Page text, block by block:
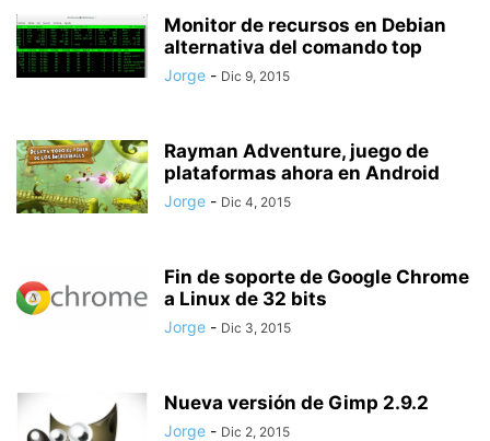
Monitor de recursos en Debian
alternativa del comando top
Jorge - Dic 9, 2015
Rayman Adventure, juego de
plataformas ahora en Android
Jorge - Dic 4, 2015
Fin de soporte de Google Chrome
a Linux de 32 bits
Jorge - Dic 3, 2015
Nueva versión de Gimp 2.9.2
Jorge - Dic 2, 2015